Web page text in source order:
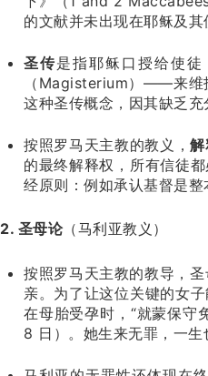
的文献并未出现在耶稣及其
圣传是指耶稣口授给使
（Magisterium）——来维
这种圣传概念，因其缺乏充
按照罗马天主教的教义，
的最终解释权，所有信徒
经原则：例如承认基督是
2. 圣母论（马利亚教义）
按照罗马天主教的教导，
亲。为了让这位关键的女
在母胎受孕时，“就蒙保守
8 日）。她生来无罪，一生